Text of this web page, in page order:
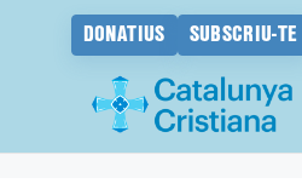
DONATIUS SUBSCRIU-TE